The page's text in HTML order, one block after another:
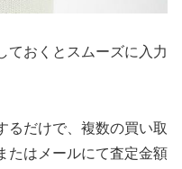
ておくとスムーズに入力
るだけで、複数の買い取
たはメールにて査定金額